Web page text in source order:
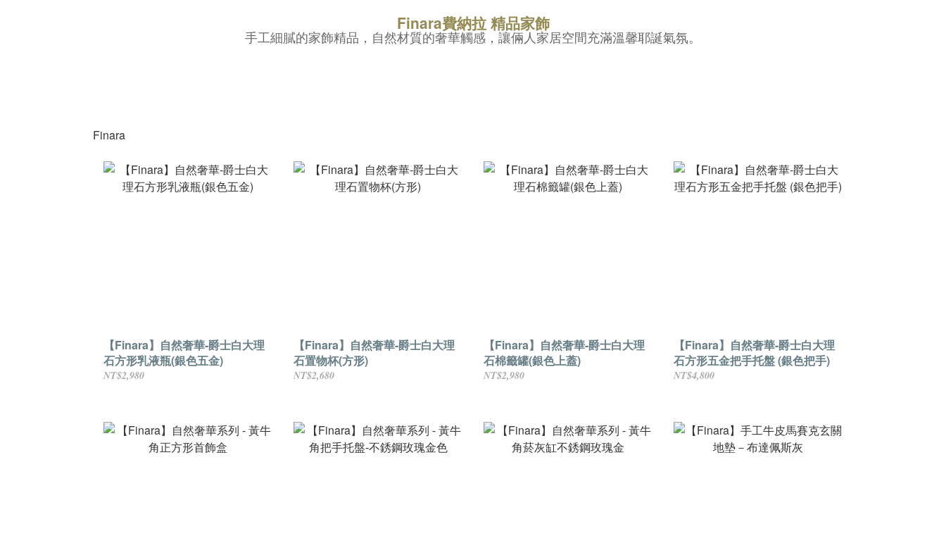
Finara費納拉 精品家飾
手工細膩的家飾精品，自然材質的奢華觸感，讓倆人家居空間充滿溫馨耶誕氣氛。
Finara
【Finara】自然奢華-爵士白大理
石方形乳液瓶(銀色五金)
NT$2,980
【Finara】自然奢華-爵士白大理
石置物杯(方形)
NT$2,680
【Finara】自然奢華-爵士白大理
石棉籤罐(銀色上蓋)
NT$2,980
【Finara】自然奢華-爵士白大理
石方形五金把手托盤 (銀色把手)
NT$4,800